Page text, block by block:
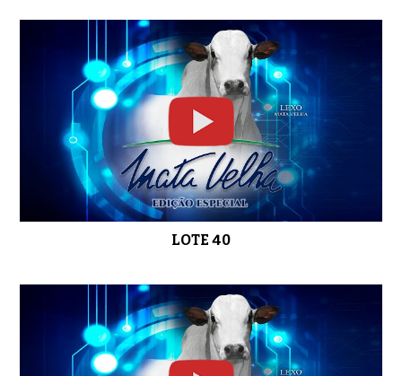
LOTE 40